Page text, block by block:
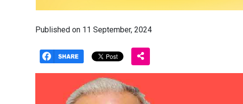
Published on 11 September, 2024